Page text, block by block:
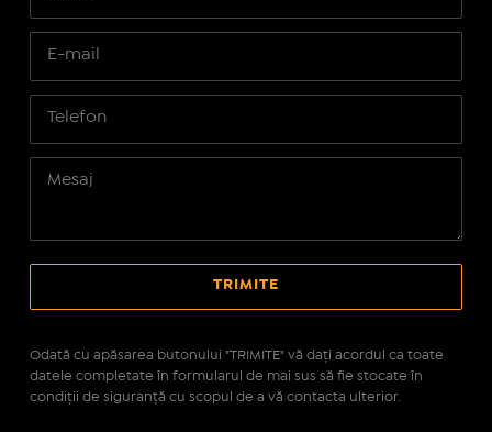
Odată cu apăsarea butonului "TRIMITE" vă daţi acordul ca toate
datele completate în formularul de mai sus să fie stocate în
condiţii de siguranţă cu scopul de a vă contacta ulterior.